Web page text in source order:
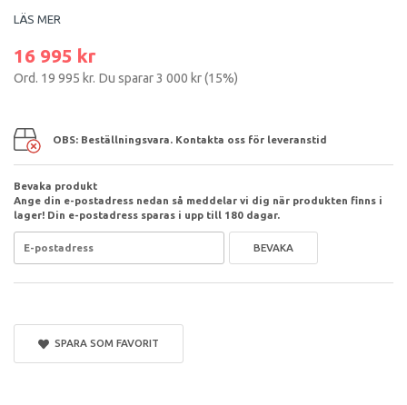
LÄS MER
16 995 kr
Ord. 19 995 kr. Du sparar3 000 kr(15%)
OBS: Beställningsvara. Kontakta oss för leveranstid
Bevaka produkt
Ange din e-postadress nedan så meddelar vi dig när produkten finns i
lager! Din e-postadress sparas i upp till 180 dagar.
BEVAKA
SPARA SOM FAVORIT